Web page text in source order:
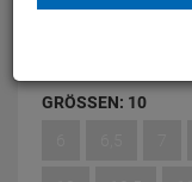
GRÖSSEN: 10